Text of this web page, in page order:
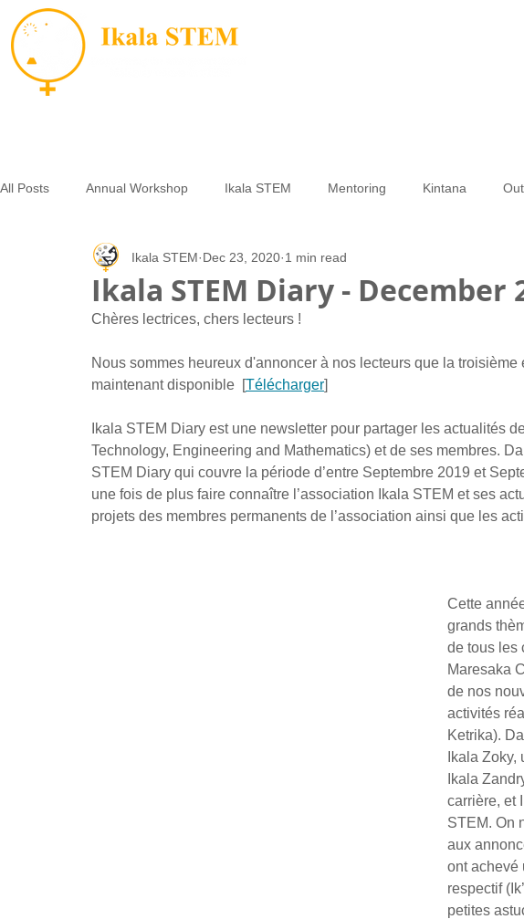
All Posts Annual Workshop Ikala STEM Mentoring Kintana
Opportunities Small Grants Essay Contest
Ikala STEM Diary - December
Ikala STEM Dec 23, 2020 1 min read
Chères lectrices, chers lecteurs !
Nous sommes heureux d'annoncer à nos lecteurs que la troisième
maintenant disponible  [Télécharger]
Ikala STEM Diary est une newsletter pour partager les actualités
Technology, Engineering and Mathematics) et de ses membres.
STEM Diary qui couvre la période d’entre Septembre 2019 et
une fois de plus faire connaître l’association Ikala STEM et ses
projets des membres permanents de l’association ainsi que les
Cette
grands
de tous les
Maresaka
de nos
activités
Ketrika).
Ikala
Ikala
carrière, et
STEM. On
aux
ont achevé
respectif
petites